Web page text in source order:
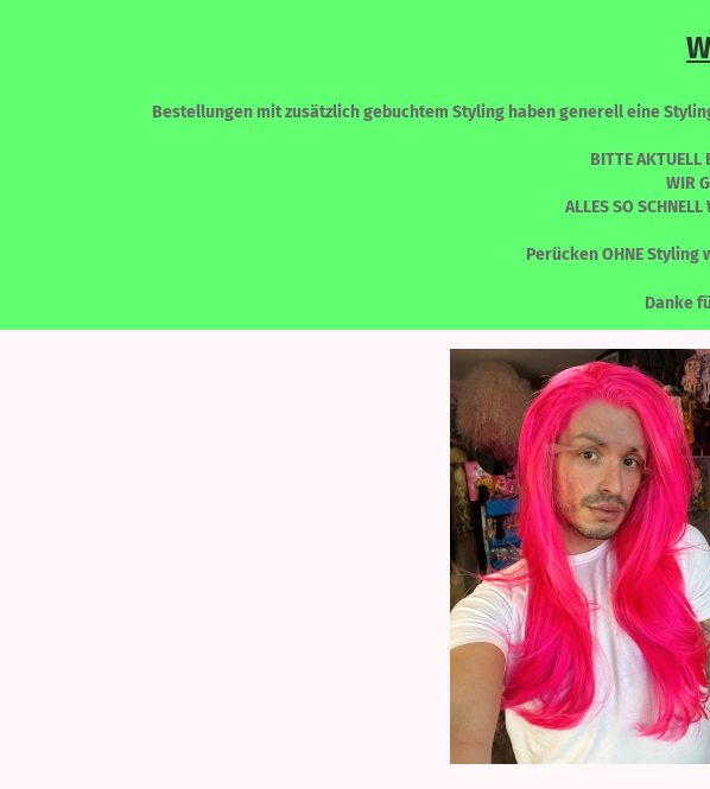
Bestellungen mit zusätzlich gebuchtem Styling haben generell eine
BITTE AKTUELL
WIR
ALLES SO
Perücken OHNE
Danke
LACEFRONT PERÜCKEN